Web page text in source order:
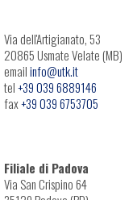
Via dell'Artigianato, 53
20865 Usmate Velate (MB)
emailinfo@utk.it
tel+39 039 6889146
fax+39 039 6753705
Filiale di Padova
Via San Crispino 64